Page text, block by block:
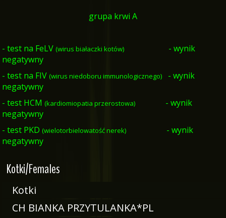
grupa krwi A
- test na FeLV (wirus białaczki kotów)
- wynik
negatywny
- test na FIV (wirus niedoboru immunologicznego)
- wynik
negatywny
- test HCM (kardiomiopatia przerostowa)
- wynik
negatywny
- test PKD (wielotorbielowatość nerek)
- wynik
negatywny
Kotki/Females
Kotki
CH BIANKA PRZYTULANKA*PL